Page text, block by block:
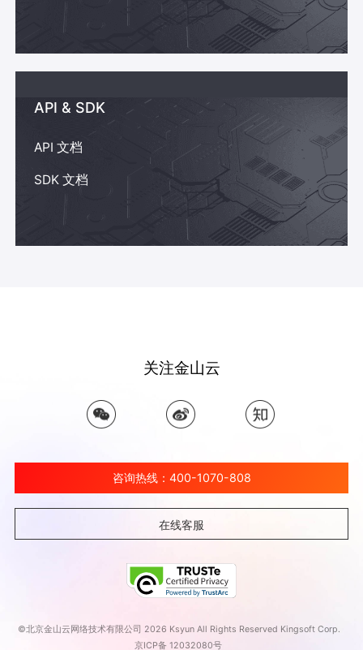
API & SDK
API 文档
SDK 文档
关注金山云
咨询热线：400-1070-808
在线客服
©北京金山云网络技术有限公司 2026 Ksyun All Rights Reserved Kingsoft Corp.
京ICP备 12032080号